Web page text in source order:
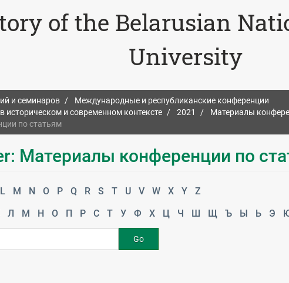
of the Belarusian
University
и семинаров
Международные и республиканские конференции
историческом и современном контексте
2021
Материалы
по статьям
Материалы конференции по
L M N O P Q R S T U V W X Y
Z
Л М Н О П Р С Т У Ф Х Ц Ч Ш Щ Ъ Ы Ь Э
Go